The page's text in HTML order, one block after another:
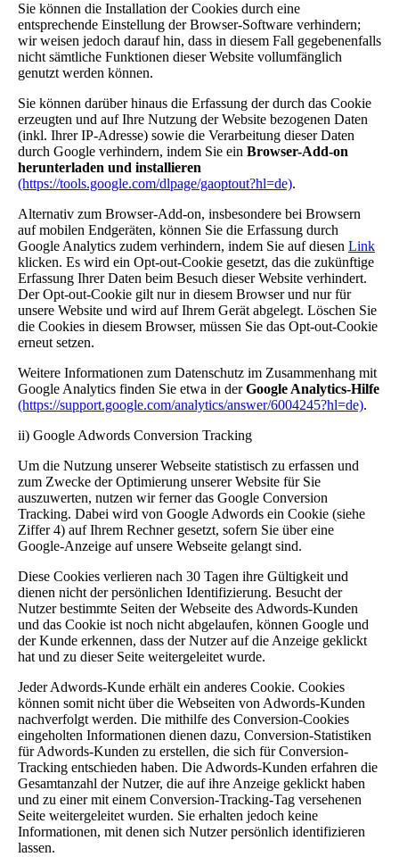
Sie können die Installation der Cookies durch eine
entsprechende Einstellung der Browser-Software verhindern;
wir weisen jedoch darauf hin, dass in diesem Fall gegebenenfalls
nicht sämtliche Funktionen dieser Website vollumfänglich
genutzt werden können.
Sie können darüber hinaus die Erfassung der durch das Cookie
erzeugten und auf Ihre Nutzung der Website bezogenen Daten
(inkl. Ihrer IP-Adresse) sowie die Verarbeitung dieser Daten
durch Google verhindern, indem Sie ein Browser-Add-on
herunterladen und installieren
(https://tools.google.com/dlpage/gaoptout?hl=de).
Alternativ zum Browser-Add-on, insbesondere bei Browsern
auf mobilen Endgeräten, können Sie die Erfassung durch
Google Analytics zudem verhindern, indem Sie auf diesen Link
klicken. Es wird ein Opt-out-Cookie gesetzt, das die zukünftige
Erfassung Ihrer Daten beim Besuch dieser Website verhindert.
Der Opt-out-Cookie gilt nur in diesem Browser und nur für
unsere Website und wird auf Ihrem Gerät abgelegt. Löschen Sie
die Cookies in diesem Browser, müssen Sie das Opt-out-Cookie
erneut setzen.
Weitere Informationen zum Datenschutz im Zusammenhang mit
Google Analytics finden Sie etwa in derGoogle Analytics-Hilfe
(https://support.google.com/analytics/answer/6004245?hl=de).
ii) Google Adwords Conversion Tracking
Um die Nutzung unserer Webseite statistisch zu erfassen und
zum Zwecke der Optimierung unserer Website für Sie
auszuwerten, nutzen wir ferner das Google Conversion
Tracking. Dabei wird von Google Adwords ein Cookie (siehe
Ziffer 4) auf Ihrem Rechner gesetzt, sofern Sie über eine
Google-Anzeige auf unsere Webseite gelangt sind.
Diese Cookies verlieren nach 30 Tagen ihre Gültigkeit und
dienen nicht der persönlichen Identifizierung. Besucht der
Nutzer bestimmte Seiten der Webseite des Adwords-Kunden
und das Cookie ist noch nicht abgelaufen, können Google und
der Kunde erkennen, dass der Nutzer auf die Anzeige geklickt
hat und zu dieser Seite weitergeleitet wurde.
Jeder Adwords-Kunde erhält ein anderes Cookie. Cookies
können somit nicht über die Webseiten von Adwords-Kunden
nachverfolgt werden. Die mithilfe des Conversion-Cookies
eingeholten Informationen dienen dazu, Conversion-Statistiken
für Adwords-Kunden zu erstellen, die sich für Conversion-
Tracking entschieden haben. Die Adwords-Kunden erfahren die
Gesamtanzahl der Nutzer, die auf ihre Anzeige geklickt haben
und zu einer mit einem Conversion-Tracking-Tag versehenen
Seite weitergeleitet wurden. Sie erhalten jedoch keine
Informationen, mit denen sich Nutzer persönlich identifizieren
lassen.